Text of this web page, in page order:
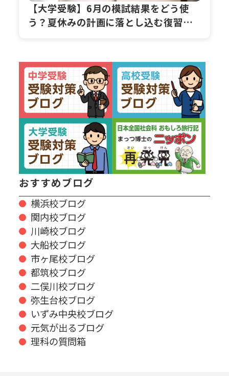
【大学受験】6月の模試結果をどう使
う？夏休みの計画に落とし込む復習ス
おすすめブログ
横浜校ブログ
関内校ブログ
川崎校ブログ
大船校ブログ
市ヶ尾校ブログ
都筑校ブログ
二俣川校ブログ
弥生台校ブログ
いずみ中央校ブログ
元気が出るブログ
理科の質問箱